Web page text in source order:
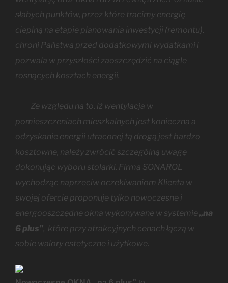
słabych punktów, przez które tracimy energię
cieplną na etapie planowania inwestycji (remontu),
chroni Państwa przed dodatkowymi wydatkami i
pozwala w przyszłości zaoszczędzić na ciągle
rosnących kosztach energii.
Ze względu na to, iż wentylacja w
pomieszczeniach mieszkalnych jest konieczna a
odzyskanie energii utraconej tą drogą jest bardzo
kosztowne, należy zwrócić szczególną uwagę
dokonując wyboru stolarki. Firma SONAROL
wychodząc naprzeciw oczekiwaniom Klienta w
swojej ofercie proponuje tylko nowoczesne i
energooszczędne okna wykonywane w systemie „na
6 plus”, które przy atrakcyjnych cenach łączą w
sobie walory estetyczne i użytkowe.